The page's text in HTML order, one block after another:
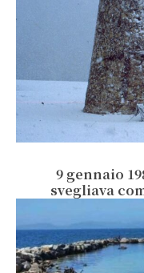
9 gennaio
svegliava